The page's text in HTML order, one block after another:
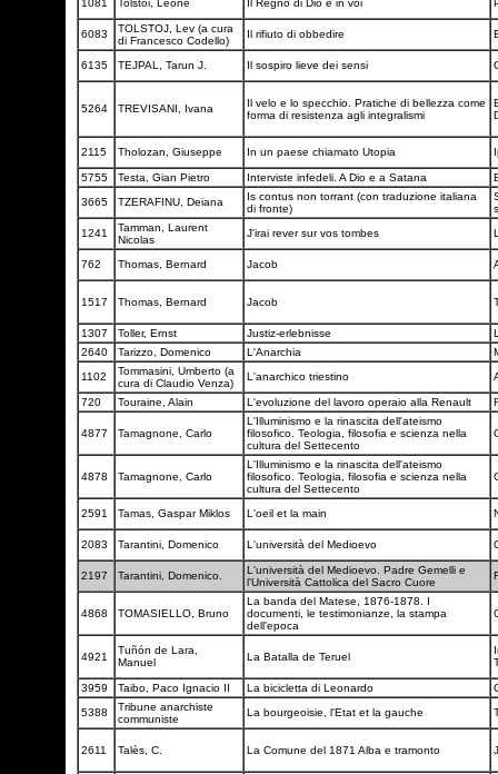
1081 Tolstoi, Leone Il Regno di Dio è in voi
6083
TOLSTOJ, Lev (a cura
di Francesco Codello)
Il rifiuto di obbedire
6135 TEJPAL, Tarun J. Il sospiro lieve dei sensi
5264 TREVISANI, Ivana
Il velo e lo specchio. Pratiche di bellezza come
forma di resistenza agli integralismi
2115 Tholozan, Giuseppe In un paese chiamato Utopia
5755 Testa, Gian Pietro Interviste infedeli. A Dio e a Satana
3665
TZERAFINU, Deiana
Is contus non torrant (con traduzione italiana
di fronte)
1241
Tamman, Laurent
Nicolas
J'irai rever sur vos tombes
762 Thomas, Bernard Jacob
1517 Thomas, Bernard Jacob
1307 Toller, Ernst Justiz-erlebnisse
2640
Tarizzo, Domenico L'Anarchia
1102
Tommasini, Umberto (a
cura di Claudio Venza)
L'anarchico triestino
720 Touraine, Alain L'evoluzione del lavoro operaio alla Renault
4877 Tamagnone, Carlo
L'Illuminismo e la rinascita dell'ateismo
filosofico. Teologia, filosofia e scienza nella
cultura del Settecento
4878 Tamagnone, Carlo
L'Illuminismo e la rinascita dell'ateismo
filosofico. Teologia, filosofia e scienza nella
cultura del Settecento
2591 Tamas, Gaspar Miklos L'oeil et la main
2083 Tarantini, Domenico L'università del Medioevo
2197 Tarantini, Domenico.
L'università del Medioevo. Padre Gemelli e
l'Università Cattolica del Sacro Cuore
4868 TOMASIELLO, Bruno
La banda del Matese, 1876-1878. I
documenti, le testimonianze, la stampa
dell'epoca
4921
Tuñón de Lara,
Manuel
La Batalla de Teruel
3959 Taibo, Paco Ignacio II La bicicletta di Leonardo
5388
Tribune anarchiste
communiste
La bourgeoisie, l'Etat et la gauche
2611 Talès, C. La Comune del 1871 Alba e tramonto